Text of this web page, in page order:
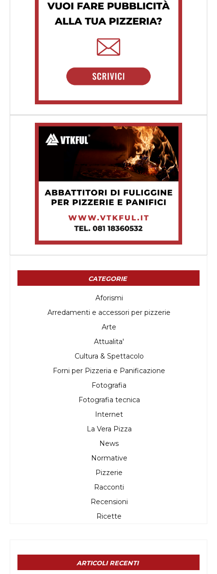
CATEGORIE
Aforismi
Arredamenti e accessori per pizzerie
Arte
Attualita'
Cultura & Spettacolo
Forni per Pizzeria e Panificazione
Fotografia
Fotografia tecnica
Internet
La Vera Pizza
News
Normative
Pizzerie
Racconti
Recensioni
Ricette
ARTICOLI RECENTI